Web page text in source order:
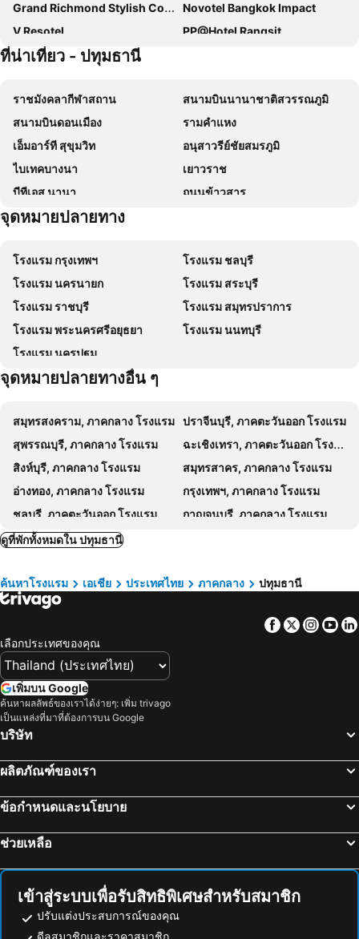
Grand Richmond Stylish Convention Hotel
Novotel Bangkok Impact
V Resotel
PP@Hotel Rangsit
โรงแรมรามาการ์เด้นส์ กรุงเทพ
The Journey Hotel
Villa Baron Sha Plus
The Queen Palace
The Sky Loft Hotel
รังสิต แกรนด์ คอนโด
โรงแรมเบสท์เวสเทิร์น พลัส แวนดา แกรนด์
TK Palace Hotel & Convention
Tripletrees
Narra Hotel
เดอะ พรีมา เรสซิเดนซ์
โรงแรมเบดบายครูส แอท สามัคคี-ติวานนท์
B2 Don Mueang Premier Hotel
iCheck inn Darisa Ngamwongwan
J. Park
Centara Life Government Complex Hotel & Convention Centre Chaeng Watthana
โรงแรมดอนเมือง แอร์พอร์ต โมเดิร์น แบงค็อก
Baansuay Rattanathibet Apartment
Vanlisut Hotel Ngamwongwan
Sena House Lamlukka Klong2
โรงแรมบียัวร์โฮม ดอนเมือง แอร์พอร์ต กรุงเทพ
Nidhra
Triple Trees Hotel
เดอะ แคมปัส
Take a Rest Donmueang
Nava Grand
B2 Rangsit Boutique & Budget Hotel
Mida Hotel Don Mueang Airport
Baan Yuyuen
The Legacy Hotel
Ploen Ploen Residence
Campagne Hotel and Residence - SHA Plus
Bansuay Bangkadi
Sheva Om
The Moment Hotel
BlueTel Re'sidence Bangkok IMPACT
BB House Rangsit บีบี เฮ้าส์ รังสิต
Bannluangsiri บ้านหลวงสิริ
AA Resort Hotel นนทบุรี
Bg Prosper Hostel
Moca Hotel
Tuscany Land Resort Donmuang
Wayha Hostel Don Mueang Airport
IWish Hotel
ที่น่าเที่ยว - ปทุมธานี
ราชมังคลากีฬาสถาน
สนามบินนานาชาติสวรรณภูมิ
สนามบินดอนเมือง
รามคำแหง
เอ็มอาร์ที สุขุมวิท
อนุสาวรีย์ชัยสมรภูมิ
ไบเทคบางนา
เยาวราช
บีทีเอส นานา
ถนนข้าวสาร
Suphachalasai Stadium
สยามสแควร์
มาบุญครอง
วัดอรุณ
บีทีเอส สยาม
สถานีรถไฟหัวลำโพง
บีทีเอส พร้อมพงษ์
ดรีมเวิลด์
เอ็มอาร์ที สะพานพระนั่งเกล้า
เอ็มอาร์ที แยกนนทบุรี 1
เอ็มอาร์ที ไทรม้า
งานแสดงสินค้าเฟอร์นิเจอร์
สนามมวยราชดำเนิน
บีทีเอส สำโรง
บองมาร์เช่
ปั๊มแอนด์วาล์ว ไทยแลนด์
ซีคอนสแควร์
ท่าเรือกรุงเทพ
ฟาร์มาเทค เอเชีย
จุดหมายปลายทาง
โรงแรม กรุงเทพฯ
โรงแรม ชลบุรี
โรงแรม นครนายก
โรงแรม สระบุรี
โรงแรม ราชบุรี
โรงแรม สมุทรปราการ
โรงแรม พระนครศรีอยุธยา
โรงแรม นนทบุรี
โรงแรม นครปฐม
จุดหมายปลายทางอื่น ๆ
สมุทรสงคราม, ภาคกลาง โรงแรม ปราจีนบุรี, ภาคตะวันออก โรงแรม
สุพรรณบุรี, ภาคกลาง โรงแรม
ฉะเชิงเทรา, ภาคตะวันออก โรงแรม
สิงห์บุรี, ภาคกลาง โรงแรม
สมุทรสาคร, ภาคกลาง โรงแรม
อ่างทอง, ภาคกลาง โรงแรม
กรุงเทพฯ, ภาคกลาง โรงแรม
ชลบุรี, ภาคตะวันออก โรงแรม
กาญจนบุรี, ภาคกลาง โรงแรม
ราชบุรี, ภาคตะวันตก โรงแรม
นครปฐม, ภาคกลาง โรงแรม
เพชรบุรี, ภาคกลาง โรงแรม
พัทยา, ภาคตะวันออก โรงแรม
หาดป่าตอง, ภาคใต้ โรงแรม
ระยอง, ภาคตะวันออก โรงแรม
ดูที่พักทั้งหมดใน ปทุมธานี
ค้นหาโรงแรม เอเชีย ประเทศไทย ภาคกลาง ปทุมธานี
Facebook
Twitter
เลือกประเทศของคุณ
เพิ่มบน Google
ค้นหาผลลัพธ์ของเราได้ง่ายๆ: เพิ่ม trivago
เป็นแหล่งที่มาที่ต้องการบน Google
บริษัท
ผลิตภัณฑ์ของเรา
ข้อกำหนดและนโยบาย
ช่วยเหลือ
เข้าสู่ระบบเพื่อรับสิทธิพิเศษสำหรับสมาชิก
ปรับแต่งประสบการณ์ของคุณ
ดีลสมาชิกและราคาสมาชิก